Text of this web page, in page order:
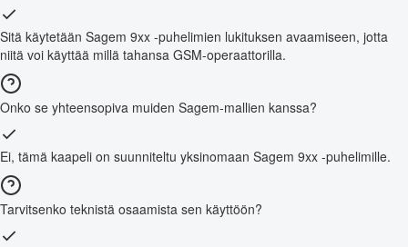
Sitä käytetään Sagem 9xx -puhelimien lukituksen avaamiseen, jotta
niitä voi käyttää millä tahansa GSM-operaattorilla.
Onko se yhteensopiva muiden Sagem-mallien kanssa?
Ei, tämä kaapeli on suunniteltu yksinomaan Sagem 9xx -puhelimille.
Tarvitsenko teknistä osaamista sen käyttöön?